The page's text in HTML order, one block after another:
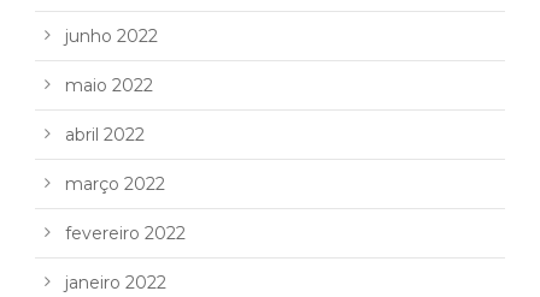
junho 2022
maio 2022
abril 2022
março 2022
fevereiro 2022
janeiro 2022